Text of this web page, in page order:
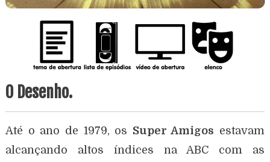
O Desenho.
Até o ano de 1979, os Super Amigos estavam
alcançando altos índices na ABC com as